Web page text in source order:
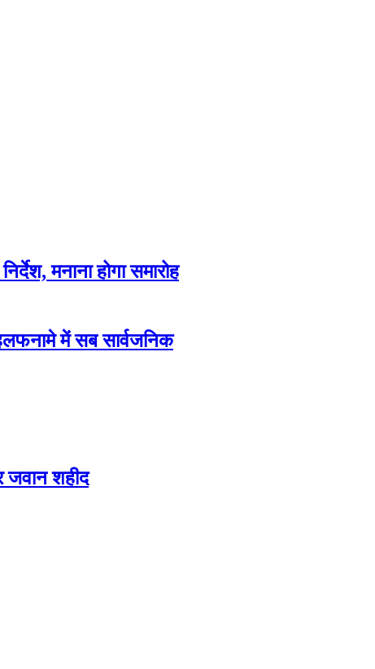
मनाना होगा समारोह
में सब सार्वजनिक
शहीद